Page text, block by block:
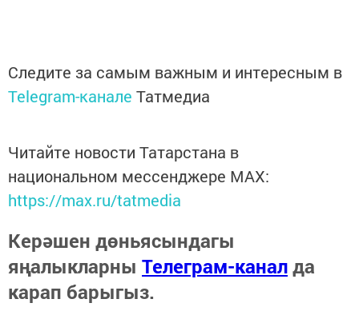
Следите за самым важным и интересным в
Telegram-канале Татмедиа
Читайте новости Татарстана в
национальном мессенджере MАХ:
https://max.ru/tatmedia
Керәшен дөньясындагы
яңалыкларны Телеграм-каналда
карап барыгыз.